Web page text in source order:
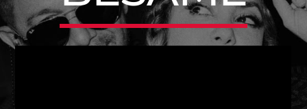
La Z Chetumal 92.9FM